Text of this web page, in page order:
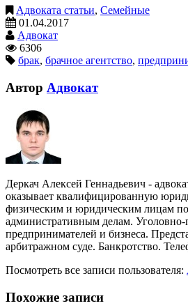
Адвоката статьи, Семейные
01.04.2017
Адвокат
6306
брак, брачное агентство,
Автор Адвокат
Деркач Алексей Геннадьевич -
оказывает квалифицированную
физическим и юридическим лицам
административным делам. Уголовно-
предпринимателей и бизнеса.
арбитражном суде. Банкротство.
Посмотреть все записи пользователя:
Похожие записи